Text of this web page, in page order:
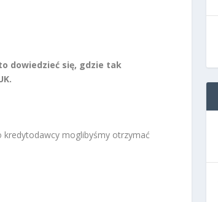
dowiedzieć się, gdzie tak
moglibyśmy otrzymać